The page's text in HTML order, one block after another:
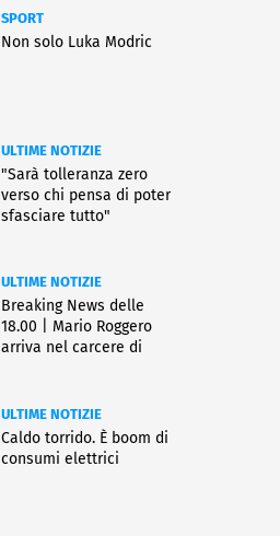
SPORT
Non solo Luka Modric
ULTIME NOTIZIE
"Sarà tolleranza zero
verso chi pensa di poter
sfasciare tutto"
ULTIME NOTIZIE
Breaking News delle
18.00 | Mario Roggero
arriva nel carcere di
ULTIME NOTIZIE
Caldo torrido. È boom di
consumi elettrici